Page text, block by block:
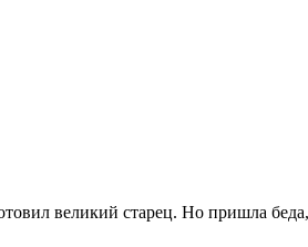
великий старец. Но пришла